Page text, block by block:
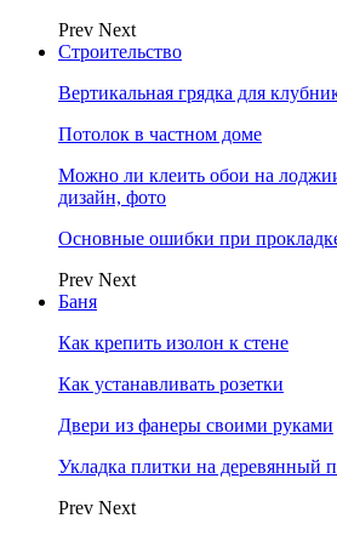
Prev Next
Строительство
Вертикальная грядка для
Потолок в частном доме
Можно ли клеить обои на
дизайн, фото
Основные ошибки при
Prev Next
Баня
Как крепить изолон к стене
Как устанавливать розетки
Двери из фанеры своими руками
Укладка плитки на деревянный
Prev Next